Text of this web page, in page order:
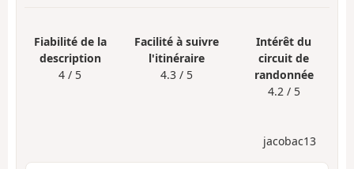
Fiabilité de la
description
4 / 5
Facilité à suivre
l'itinéraire
4.3 / 5
Intérêt du
circuit de
randonnée
4.2 / 5
jacobac13